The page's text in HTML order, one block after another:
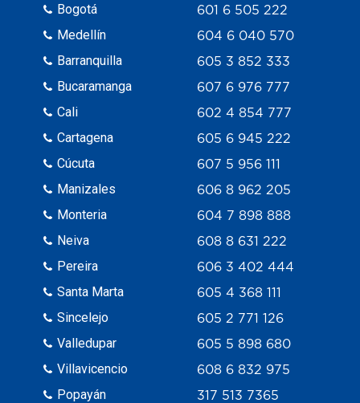
Bogotá
Medellín
Barranquilla
Bucaramanga
Cali
Cartagena
Cúcuta
Manizales
Monteria
Neiva
Pereira
Santa Marta
Sincelejo
Valledupar
Villavicencio
Popayán
601 6 505 222
604 6 040 570
605 3 852 333
607 6 976 777
602 4 854 777
605 6 945 222
607 5 956 111
606 8 962 205
604 7 898 888
608 8 631 222
606 3 402 444
605 4 368 111
605 2 771 126
605 5 898 680
608 6 832 975
317 513 7365